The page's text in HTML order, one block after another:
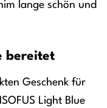
lange schön und
bereitet
Geschenk für
Light Blue